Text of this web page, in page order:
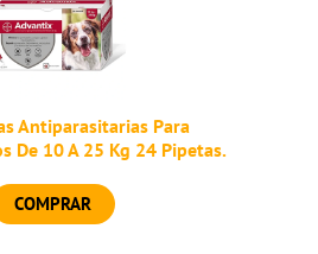
Antiparasitarias Para
De 10 A 25 Kg 24 Pipetas.
COMPRAR